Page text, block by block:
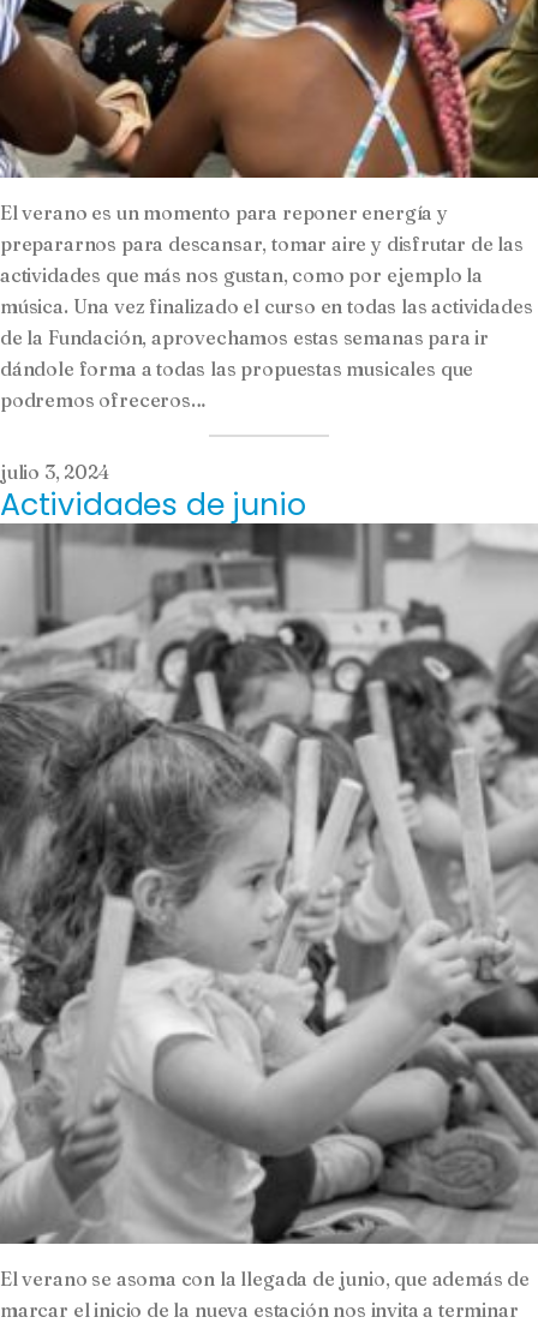
El verano es un momento para reponer energía y
prepararnos para descansar, tomar aire y disfrutar de las
actividades que más nos gustan, como por ejemplo la
música. Una vez finalizado el curso en todas las actividades
de la Fundación, aprovechamos estas semanas para ir
dándole forma a todas las propuestas musicales que
podremos ofreceros…
julio 3, 2024
Actividades de junio
El verano se asoma con la llegada de junio, que además de
marcar el inicio de la nueva estación nos invita a terminar